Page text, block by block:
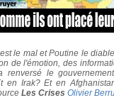
le mal et Poutine le
de l'émotion, des
renversé le
en Irak? Et en
Les Crises Olivier